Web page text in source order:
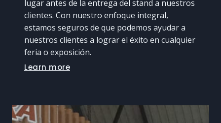
lugar antes de la entrega del stand a nuestros
clientes. Con nuestro enfoque integral,
estamos seguros de que podemos ayudar a
nuestros clientes a lograr el éxito en cualquier
feria o exposición.
Learn more